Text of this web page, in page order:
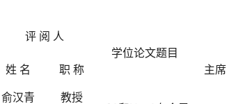
评 阅 人
学位论文题目
姓 名 职 称 主席
俞汉青
教授